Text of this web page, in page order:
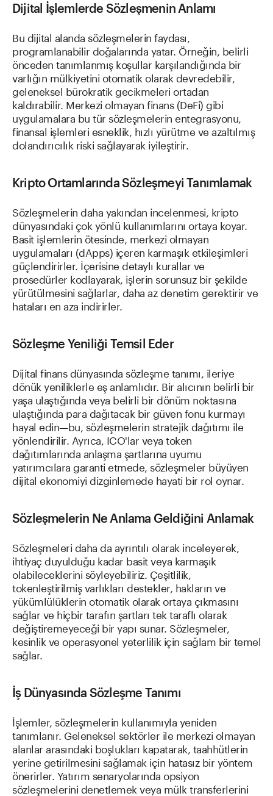
Dijital İşlemlerde Sözleşmenin Anlamı
Bu dijital alanda sözleşmelerin faydası,
programlanabilir doğalarında yatar. Örneğin, belirli
önceden tanımlanmış koşullar karşılandığında bir
varlığın mülkiyetini otomatik olarak devredebilir,
geleneksel bürokratik gecikmeleri ortadan
kaldırabilir. Merkezi olmayan finans (DeFi) gibi
uygulamalara bu tür sözleşmelerin entegrasyonu,
finansal işlemleri esneklik, hızlı yürütme ve azaltılmış
dolandırıcılık riski sağlayarak iyileştirir.
Kripto Ortamlarında Sözleşmeyi Tanımlamak
Sözleşmelerin daha yakından incelenmesi, kripto
dünyasındaki çok yönlü kullanımlarını ortaya koyar.
Basit işlemlerin ötesinde, merkezi olmayan
uygulamaları (dApps) içeren karmaşık etkileşimleri
güçlendirirler. İçerisine detaylı kurallar ve
prosedürler kodlayarak, işlerin sorunsuz bir şekilde
yürütülmesini sağlarlar, daha az denetim gerektirir ve
hataları en aza indirirler.
Sözleşme Yeniliği Temsil Eder
Dijital finans dünyasında sözleşme tanımı, ileriye
dönük yeniliklerle eş anlamlıdır. Bir alıcının belirli bir
yaşa ulaştığında veya belirli bir dönüm noktasına
ulaştığında para dağıtacak bir güven fonu kurmayı
hayal edin—bu, sözleşmelerin stratejik dağıtımı ile
yönlendirilir. Ayrıca, ICO'lar veya token
dağıtımlarında anlaşma şartlarına uyumu
yatırımcılara garanti etmede, sözleşmeler büyüyen
dijital ekonomiyi dizginlemede hayati bir rol oynar.
Sözleşmelerin Ne Anlama Geldiğini Anlamak
Sözleşmeleri daha da ayrıntılı olarak inceleyerek,
ihtiyaç duyulduğu kadar basit veya karmaşık
olabileceklerini söyleyebiliriz. Çeşitlilik,
tokenleştirilmiş varlıkları destekler, hakların ve
yükümlülüklerin otomatik olarak ortaya çıkmasını
sağlar ve hiçbir tarafın şartları tek taraflı olarak
değiştiremeyeceği bir yapı sunar. Sözleşmeler,
kesinlik ve operasyonel yeterlilik için sağlam bir temel
sağlar.
İş Dünyasında Sözleşme Tanımı
İşlemler, sözleşmelerin kullanımıyla yeniden
tanımlanır. Geleneksel sektörler ile merkezi olmayan
alanlar arasındaki boşlukları kapatarak, taahhütlerin
yerine getirilmesini sağlamak için hatasız bir yöntem
önerirler. Yatırım senaryolarında opsiyon
sözleşmelerini denetlemek veya mülk transferlerini